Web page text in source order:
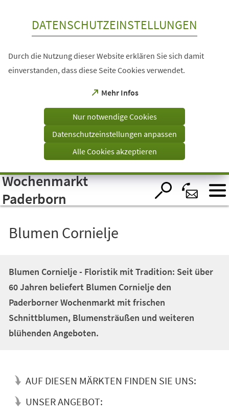
Visuelle
Assistenzsoftware
öffnen.
DATENSCHUTZEINSTELLUNGEN
Durch die Nutzung dieser Website erklären Sie sich damit
einverstanden, dass diese Seite Cookies verwendet.
Mehr Infos
(Öffnet
einem
Tab)
Nur notwendige Cookies
Datenschutzeinstellungen anpassen
Alle Cookies akzeptieren
Wochenmarkt
Paderborn
Blumen Cornielje
Blumen Cornielje - Floristik mit Tradition: Seit über
60 Jahren beliefert Blumen Cornielje den
Paderborner Wochenmarkt mit frischen
Schnittblumen, Blumensträußen und weiteren
blühenden Angeboten.
AUF DIESEN MÄRKTEN FINDEN SIE UNS:
UNSER ANGEBOT: